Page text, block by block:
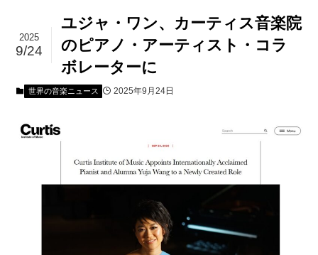
ユジャ・ワン、カーティス音楽院
のピアノ・アーティスト・コラ
ボレーターに
2025
9/24
世界の音楽ニュース 2025年9月24日